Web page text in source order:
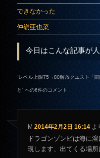
できなかった
仲嶺亜也菜
今日はこんな記事が
“レベル上限75→80解放クエスト「
と” への6件のコメント
M 2014年2月2日 16:14 よ
ドラゴンゾンビは海に
現します、出てくる場